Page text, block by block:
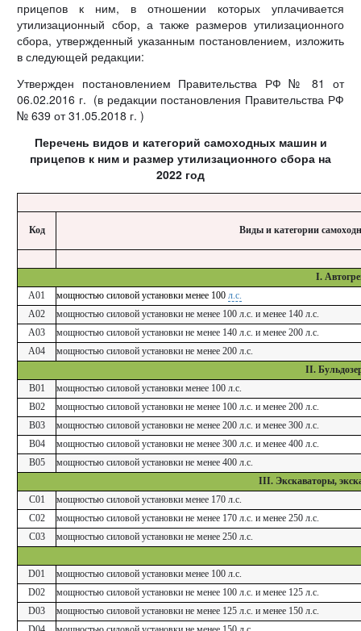
прицепов к ним, в отношении которых уплачивается
утилизационный сбор, а также размеров утилизационного
сбора, утвержденный указанным постановлением, изложить
в следующей редакции:
Утвержден постановлением Правительства РФ № 81 от
06.02.2016 г. (в редакции постановления Правительства РФ
№ 639 от 31.05.2018 г. )
Перечень видов и категорий самоходных машин и
прицепов к ним и размер утилизационного сбора на
2022 год
Код Виды и категории
I.
A01
мощностью силовой установки менее 100л.с.
A02
мощностью силовой установки не менее 100 л.с. и менее 140 л.с.
A03
мощностью силовой установки не менее 140 л.с. и менее 200 л.с.
A04
мощностью силовой установки не менее 200 л.с.
II.
B01
мощностью силовой установки менее 100 л.с.
B02
мощностью силовой установки не менее 100 л.с. и менее 200 л.с.
B03
мощностью силовой установки не менее 200 л.с. и менее 300 л.с.
B04
мощностью силовой установки не менее 300 л.с. и менее 400 л.с.
B05
мощностью силовой установки не менее 400 л.с.
III. Экскаваторы,
C01
мощностью силовой установки менее 170 л.с.
C02
мощностью силовой установки не менее 170 л.с. и менее 250 л.с.
C03
мощностью силовой установки не менее 250 л.с.
D01
мощностью силовой установки менее 100 л.с.
D02
мощностью силовой установки не менее 100 л.с. и менее 125 л.с.
D03
мощностью силовой установки не менее 125 л.с. и менее 150 л.с.